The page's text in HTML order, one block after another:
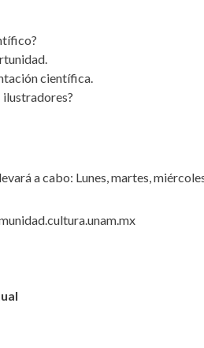
científica.
ilustradores?
a cabo: Lunes, martes,